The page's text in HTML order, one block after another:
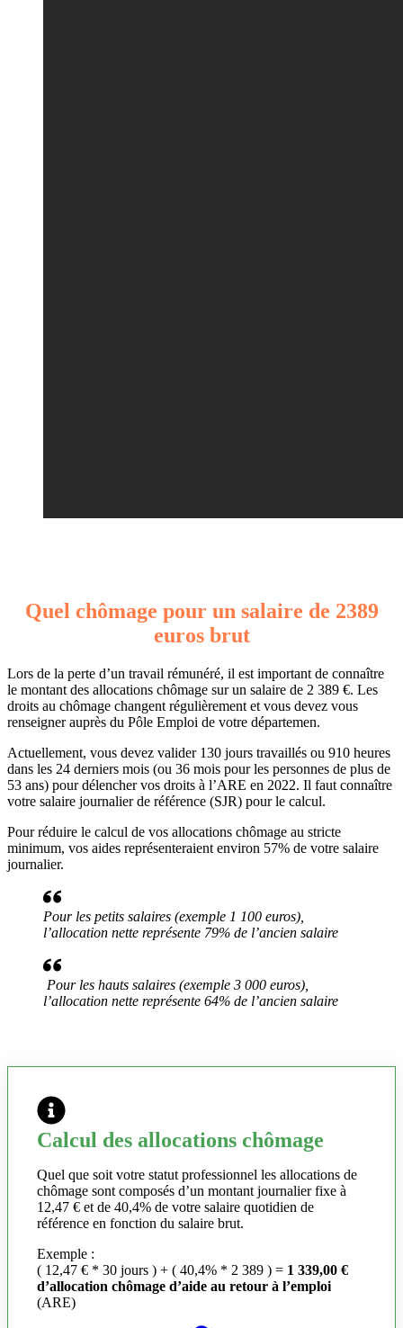
Quel chômage pour un salaire de 2389
euros brut
Lors de la perte d’un travail rémunéré, il est important de connaître
le montant des allocations chômage sur un salaire de 2 389 €. Les
droits au chômage changent régulièrement et vous devez vous
renseigner auprès du Pôle Emploi de votre départemen.
Actuellement, vous devez valider 130 jours travaillés ou 910 heures
dans les 24 derniers mois (ou 36 mois pour les personnes de plus de
53 ans) pour délencher vos droits à l’ARE en 2022. Il faut connaître
votre salaire journalier de référence (SJR) pour le calcul.
Pour réduire le calcul de vos allocations chômage au stricte
minimum, vos aides représenteraient environ 57% de votre salaire
journalier.
Pour les petits salaires (exemple 1 100 euros),
l’allocation nette représente 79% de l’ancien salaire
Pour les hauts salaires (exemple 3 000 euros),
l’allocation nette représente 64% de l’ancien salaire
Calcul des allocations chômage
Quel que soit votre statut professionnel les allocations de
chômage sont composés d’un montant journalier fixe à
12,47 € et de 40,4% de votre salaire quotidien de
référence en fonction du salaire brut.
Exemple :
( 12,47 € * 30 jours ) + ( 40,4% * 2 389 ) = 1 339,00 €
d’allocation chômage d’aide au retour à l’emploi
(ARE)